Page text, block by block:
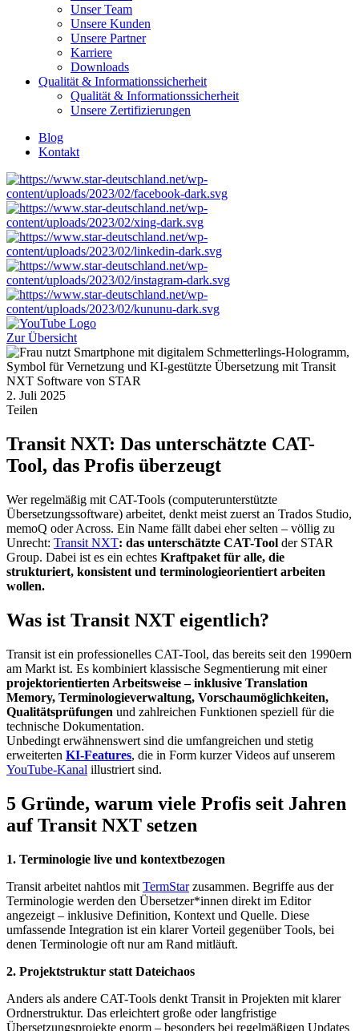
Unser Team
Unsere Kunden
Unsere Partner
Karriere
Downloads
Qualität & Informationssicherheit
Qualität & Informationssicherheit
Unsere Zertifizierungen
Blog
Kontakt
Zur Übersicht
2. Juli 2025
Teilen
Transit NXT: Das unterschätzte CAT-
Tool, das Profis überzeugt
Wer regelmäßig mit CAT-Tools (computerunterstützte
Übersetzungssoftware) arbeitet, denkt meist zuerst an Trados Studio,
memoQ oder Across. Ein Name fällt dabei eher selten – völlig zu
Unrecht: Transit NXT: das unterschätzte CAT-Tool der STAR
Group. Dabei ist es ein echtes Kraftpaket für alle, die
strukturiert, konsistent und terminologieorientiert arbeiten
wollen.
Was ist Transit NXT eigentlich?
Transit ist ein professionelles CAT-Tool, das bereits seit den 1990ern
am Markt ist. Es kombiniert klassische Segmentierung mit einer
projektorientierten Arbeitsweise – inklusive Translation
Memory, Terminologieverwaltung, Vorschaumöglichkeiten,
Qualitätsprüfungen und zahlreichen Funktionen speziell für die
technische Dokumentation.
Unbedingt erwähnenswert sind die umfangreichen und stetig
erweiterten KI-Features, die in Form kurzer Videos auf unserem
YouTube-Kanal illustriert sind.
5 Gründe, warum viele Profis seit Jahren
auf Transit NXT setzen
1. Terminologie live und kontextbezogen
Transit arbeitet nahtlos mit TermStarzusammen. Begriffe aus der
Terminologie werden den Übersetzer*innen direkt im Editor
angezeigt – inklusive Definition, Kontext und Quelle. Diese
umfassende Integration ist ein klarer Vorteil gegenüber Tools, bei
denen Terminologie oft nur am Rand mitläuft.
2. Projektstruktur statt Dateichaos
Anders als andere CAT-Tools denkt Transit in Projekten mit klarer
Ordnerstruktur. Das erleichtert große oder langfristige
Übersetzungsprojekte enorm – besonders bei regelmäßigen Updates